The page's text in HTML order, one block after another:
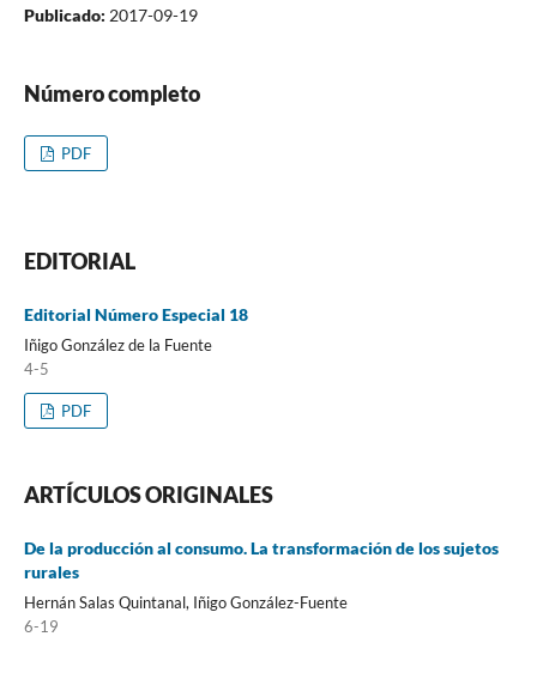
Publicado: 2017-09-19
Número completo
PDF
EDITORIAL
Editorial Número Especial 18
Iñigo González de la Fuente
4-5
PDF
ARTÍCULOS ORIGINALES
De la producción al consumo. La transformación de los sujetos
rurales
Hernán Salas Quintanal, Iñigo González-Fuente
6-19